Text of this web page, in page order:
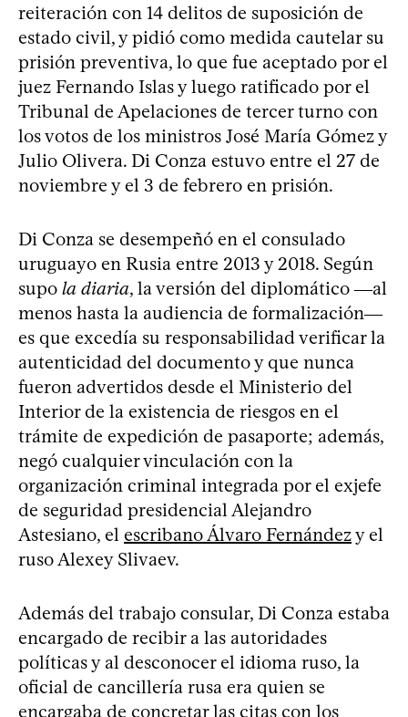
reiteración con 14 delitos de suposición de
estado civil, y pidió como medida cautelar su
prisión preventiva, lo que fue aceptado por el
juez Fernando Islas y luego ratificado por el
Tribunal de Apelaciones de tercer turno con
los votos de los ministros José María Gómez y
Julio Olivera. Di Conza estuvo entre el 27 de
noviembre y el 3 de febrero en prisión.
Di Conza se desempeñó en el consulado
uruguayo en Rusia entre 2013 y 2018. Según
supo la diaria, la versión del diplomático ―al
menos hasta la audiencia de formalización―
es que excedía su responsabilidad verificar la
autenticidad del documento y que nunca
fueron advertidos desde el Ministerio del
Interior de la existencia de riesgos en el
trámite de expedición de pasaporte; además,
negó cualquier vinculación con la
organización criminal integrada por el exjefe
de seguridad presidencial Alejandro
Astesiano, el escribano Álvaro Fernándezy el
ruso Alexey Slivaev.
Además del trabajo consular, Di Conza estaba
encargado de recibir a las autoridades
políticas y al desconocer el idioma ruso, la
oficial de cancillería rusa era quien se
encargaba de concretar las citas con los